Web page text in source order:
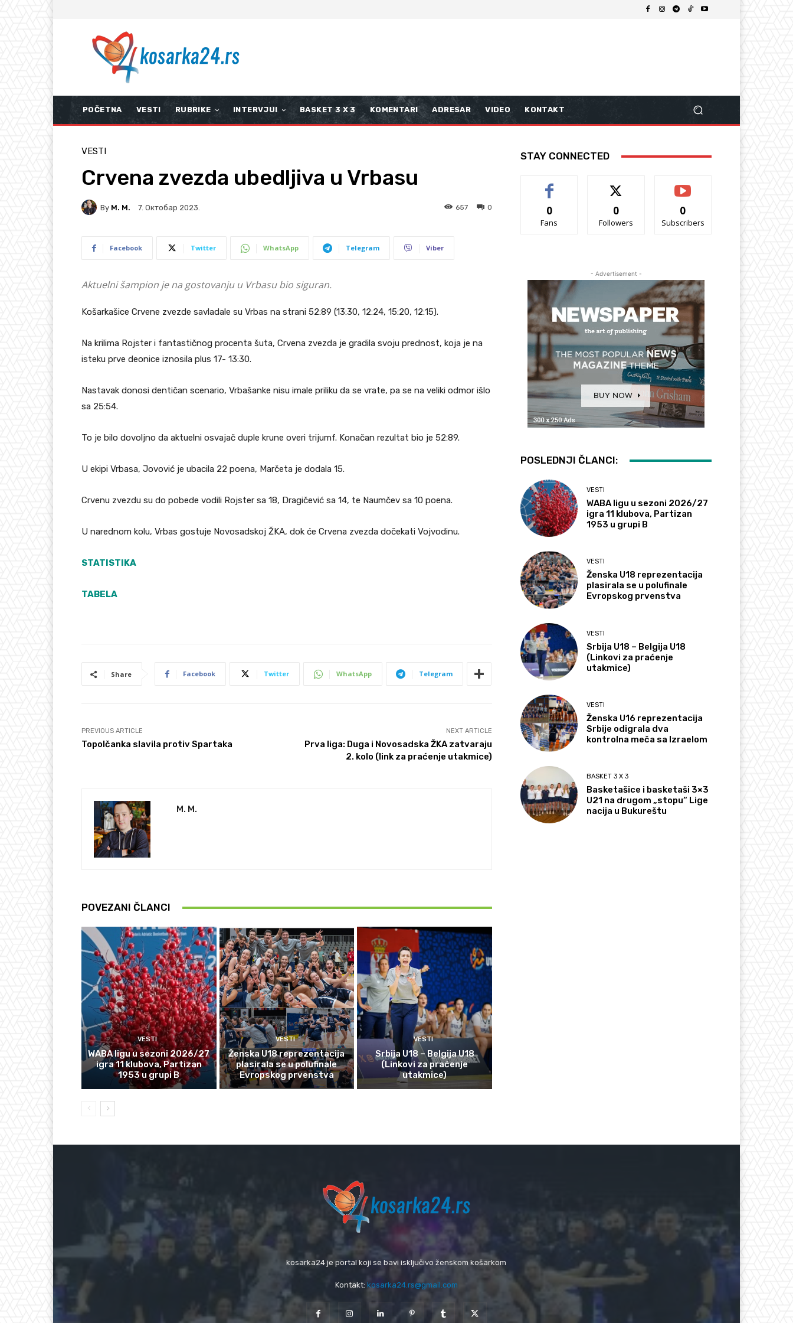
POČETNA VESTI RUBRIKE INTERVJUI BASKET 3 X 3 KOMENTARI ADRESAR VIDEO KONTAKT
VESTI
Crvena zvezda ubedljiva u Vrbasu
By M. M. 7. Октобар 2023. 0
657
Facebook Twitter WhatsApp Telegram Viber
Aktuelni šampion je na gostovanju u Vrbasu bio siguran.
Košarkašice Crvene zvezde savladale su Vrbas na strani 52:89 (13:30, 12:24, 15:20, 12:15).
Na krilima Rojster i fantastičnog procenta šuta, Crvena zvezda je gradila svoju prednost, koja je na
isteku prve deonice iznosila plus 17- 13:30.
Nastavak donosi dentičan scenario, Vrbašanke nisu imale priliku da se vrate, pa se na veliki odmor išlo
sa 25:54.
To je bilo dovoljno da aktuelni osvajač duple krune overi trijumf. Konačan rezultat bio je 52:89.
U ekipi Vrbasa, Jovović je ubacila 22 poena, Marčeta je dodala 15.
Crvenu zvezdu su do pobede vodili Rojster sa 18, Dragičević sa 14, te Naumčev sa 10 poena.
U narednom kolu, Vrbas gostuje Novosadskoj ŽKA, dok će Crvena zvezda dočekati Vojvodinu.
STATISTIKA
TABELA
Share Facebook Twitter WhatsApp Telegram
PREVIOUS ARTICLE
Topolčanka slavila protiv Spartaka
NEXT ARTICLE
Prva liga: Duga i Novosadska ŽKA zatvaraju
2. kolo (link za praćenje utakmice)
M. M.
POVEZANI ČLANCI
VESTI
WABA ligu u sezoni 2026/27
igra 11 klubova, Partizan
1953 u grupi B
VESTI
Ženska U18 reprezentacija
plasirala se u polufinale
Evropskog prvenstva
VESTI
Srbija U18 – Belgija U18
(Linkovi za praćenje
utakmice)
STAY CONNECTED
0
Fans
0
Followers
0
Subscribers
- Advertisement -
POSLEDNJI ČLANCI:
VESTI
WABA ligu u sezoni 2026/27
igra 11 klubova, Partizan
1953 u grupi B
VESTI
Ženska U18 reprezentacija
plasirala se u polufinale
Evropskog prvenstva
VESTI
Srbija U18 – Belgija U18
(Linkovi za praćenje
utakmice)
VESTI
Ženska U16 reprezentacija
Srbije odigrala dva
kontrolna meča sa Izraelom
BASKET 3 X 3
Basketašice i basketaši 3×3
U21 na drugom „stopu“ Lige
nacija u Bukureštu
kosarka24 je portal koji se bavi isključivo ženskom košarkom
Kontakt: kosarka24.rs@gmail.com